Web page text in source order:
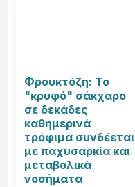
Φρουκτόζη: Το
"κρυφό" σάκχαρο
σε δεκάδες
καθημερινά
τρόφιμα συνδέεται
με παχυσαρκία και
μεταβολικά
νοσήματα